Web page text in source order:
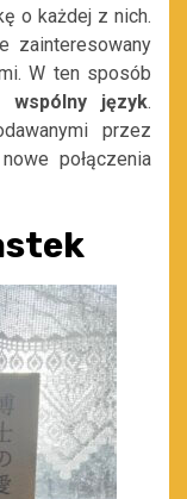
o każdej z nich.
zainteresowany
W ten sposób
wspólny język.
przez
połączenia